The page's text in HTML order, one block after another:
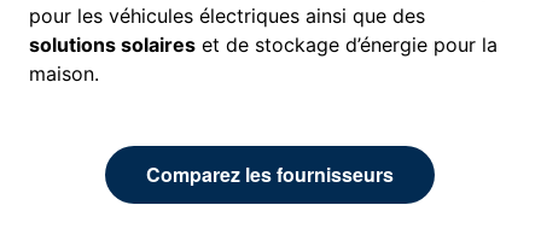
pour les véhicules électriques ainsi que des
solutions solaires et de stockage d’énergie pour la
maison.
Comparez les fournisseurs